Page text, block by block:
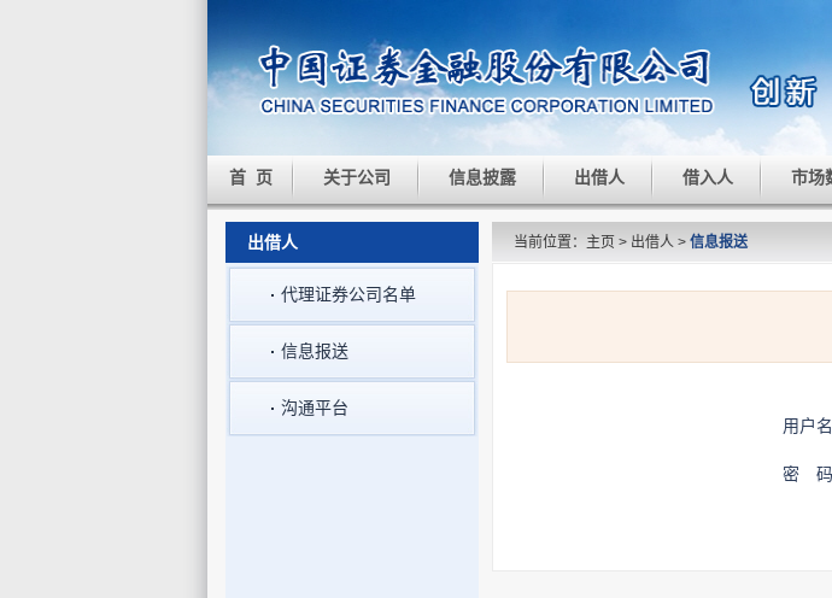
首 页 关于公司 信息披露 出借人 借入人 市场
出借人
代理证券公司名单
信息报送
沟通平台
当前位置： 主页 > 出借人 > 信息报送
用户名
密 码